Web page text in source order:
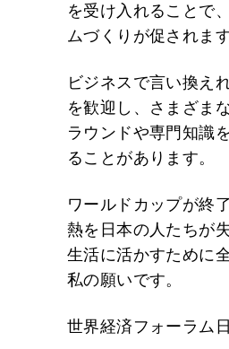
を受け入れることで
ムづくりが促されま
ビジネスで言い換え
を歓迎し、さまざま
ラウンドや専門知識
ることがあります。
ワールドカップが終
熱を日本の人たちが
生活に活かすために
私の願いです。
世界経済フォーラム